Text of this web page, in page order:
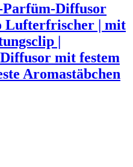
Parfüm-Diffusor
Lufterfrischer | mit
|
mit festem
Aromastäbchen